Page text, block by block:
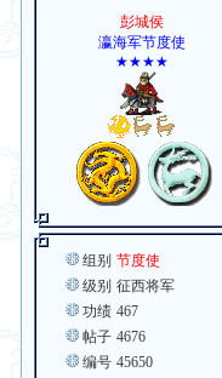
彭城侯
瀛海军节度使
★★★★
组别 节度使
级别 征西将军
功绩 467
帖子 4676
编号 45650